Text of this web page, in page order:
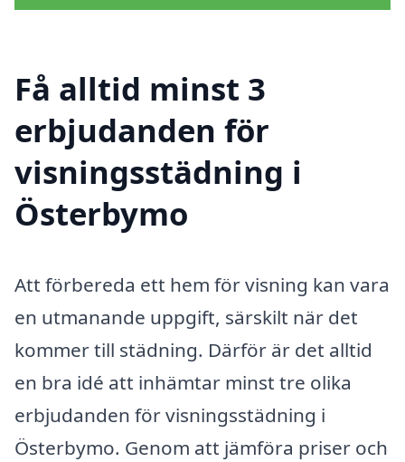
Få alltid minst 3
erbjudanden för
visningsstädning i
Österbymo
Att förbereda ett hem för visning kan vara
en utmanande uppgift, särskilt när det
kommer till städning. Därför är det alltid
en bra idé att inhämtar minst tre olika
erbjudanden för visningsstädning i
Österbymo. Genom att jämföra priser och